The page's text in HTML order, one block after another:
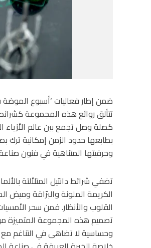
تتألق روائع هذه المجموعة
كصلة وصل تجمع بين عالم الأزياء
بطابعها حدود الزمن إمكانية
وحرفيتها المتناهية في فنون
تضفي شرائط دانتيل المتلألئة
الكريمة الملونة والبرّاقة وميض
القلوب والأنظار. فمن سحر
تصميم هذه المجموعة المتميزة